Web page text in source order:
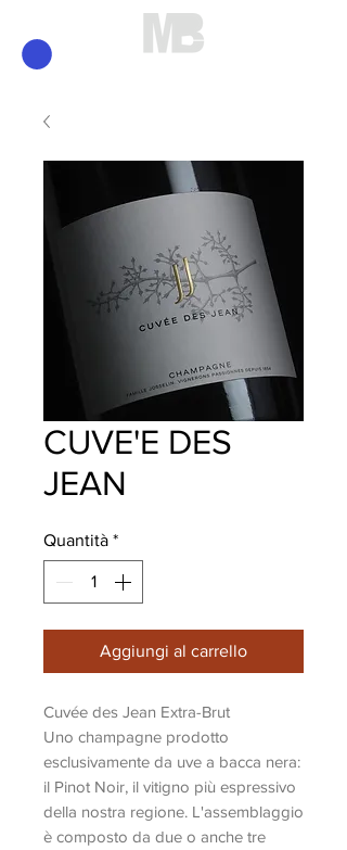
CUVE'E DES
JEAN
Quantità *
Aggiungi al carrello
Cuvée des Jean Extra-Brut
Uno champagne prodotto
esclusivamente da uve a bacca nera:
il Pinot Noir, il vitigno più espressivo
della nostra regione. L'assemblaggio
è composto da due o anche tre